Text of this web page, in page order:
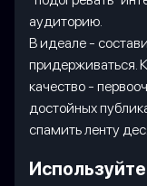
аудиторию.
В идеале -
придерживаться.
качество -
достойных
спамить ленту